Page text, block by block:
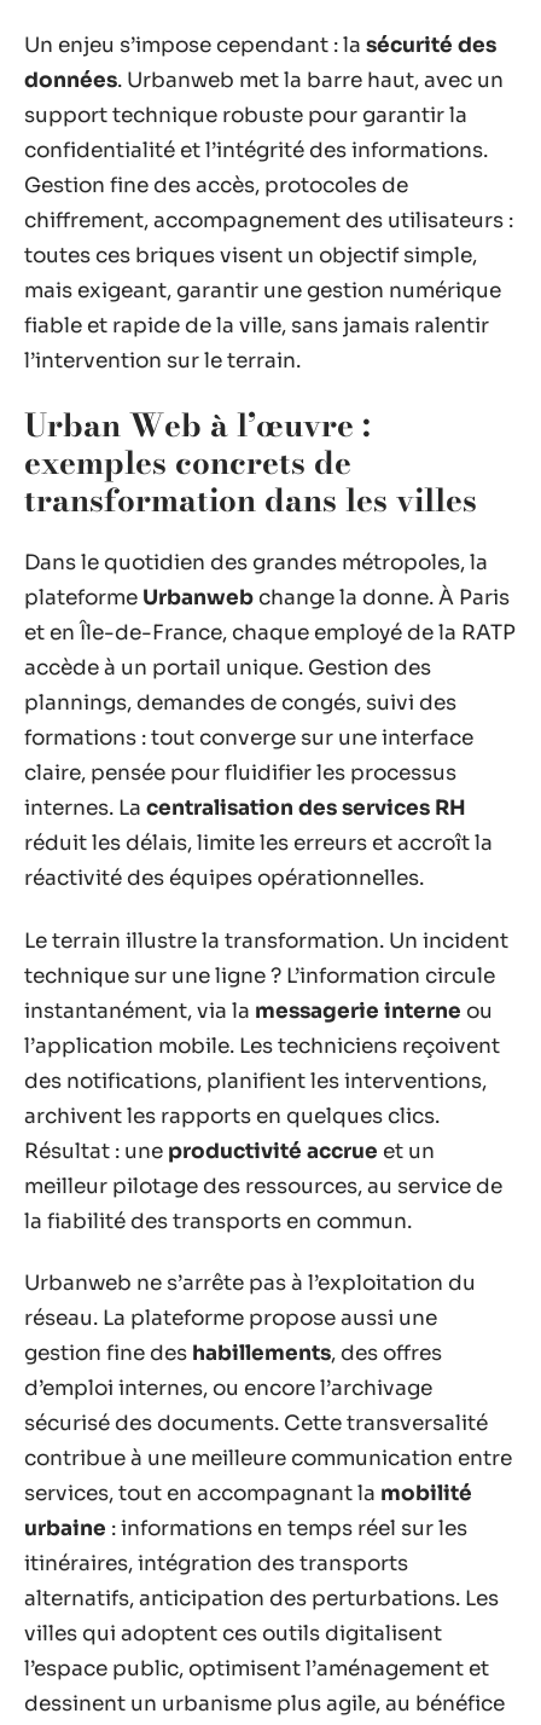
Un enjeu s’impose cependant : la sécurité des
données. Urbanweb met la barre haut, avec un
support technique robuste pour garantir la
confidentialité et l’intégrité des informations.
Gestion fine des accès, protocoles de
chiffrement, accompagnement des utilisateurs :
toutes ces briques visent un objectif simple,
mais exigeant, garantir une gestion numérique
fiable et rapide de la ville, sans jamais ralentir
l’intervention sur le terrain.
Urban Web à l’œuvre :
exemples concrets de
transformation dans les villes
Dans le quotidien des grandes métropoles, la
plateforme Urbanweb change la donne. À Paris
et en Île-de-France, chaque employé de la RATP
accède à un portail unique. Gestion des
plannings, demandes de congés, suivi des
formations : tout converge sur une interface
claire, pensée pour fluidifier les processus
internes. La centralisation des services RH
réduit les délais, limite les erreurs et accroît la
réactivité des équipes opérationnelles.
Le terrain illustre la transformation. Un incident
technique sur une ligne ? L’information circule
instantanément, via la messagerie interne ou
l’application mobile. Les techniciens reçoivent
des notifications, planifient les interventions,
archivent les rapports en quelques clics.
Résultat : une productivité accrue et un
meilleur pilotage des ressources, au service de
la fiabilité des transports en commun.
Urbanweb ne s’arrête pas à l’exploitation du
réseau. La plateforme propose aussi une
gestion fine des habillements, des offres
d’emploi internes, ou encore l’archivage
sécurisé des documents. Cette transversalité
contribue à une meilleure communication entre
services, tout en accompagnant la mobilité
urbaine : informations en temps réel sur les
itinéraires, intégration des transports
alternatifs, anticipation des perturbations. Les
villes qui adoptent ces outils digitalisent
l’espace public, optimisent l’aménagement et
dessinent un urbanisme plus agile, au bénéfice